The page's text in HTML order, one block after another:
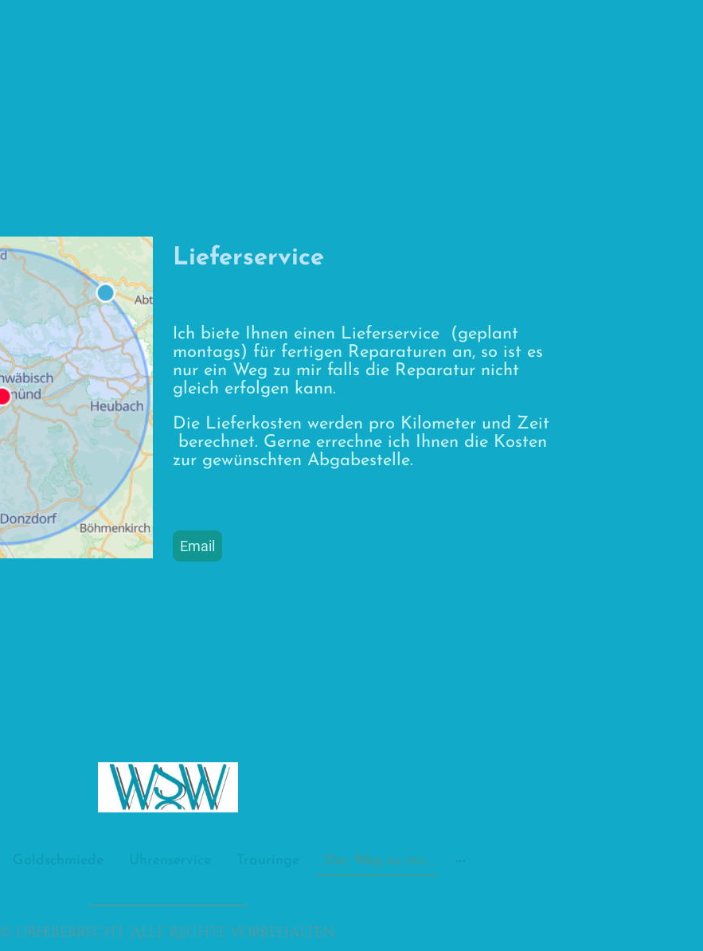
Lieferservice
Ich biete Ihnen einen Lieferservice (geplant
montags) für fertigen Reparaturen an, so ist es
nur ein Weg zu mir falls die Reparatur nicht
gleich erfolgen kann.
Die Lieferkosten werden pro Kilometer und Zeit
berechnet. Gerne errechne ich Ihnen die Kosten
zur gewünschten Abgabestelle.
Email
Der Weg zu mir
© Urheberrecht. Alle Rechte vorbehalten.